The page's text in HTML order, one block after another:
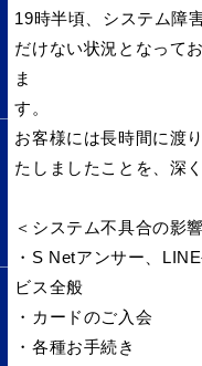
19時半頃、システム障
だけない状況となって
ま
お客様には長時間に渡
たしましたことを、深
＜システム不具合の影
・S Netアンサー、
ビス全般
・カードのご入会
・各種お手続き